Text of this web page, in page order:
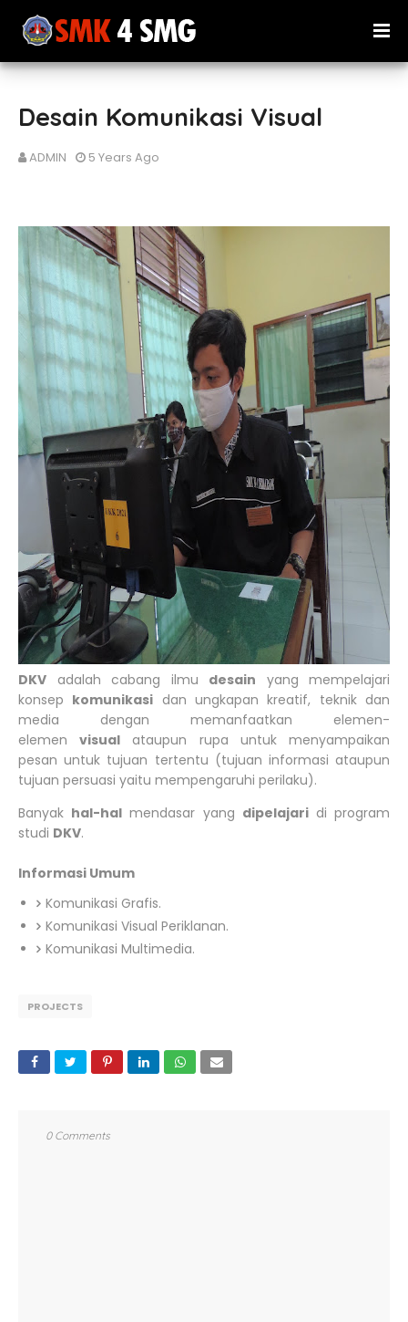
Desain Komunikasi Visual
ADMIN 5 Years Ago
DKV adalah cabang ilmu desain
yang mempelajari
konsep komunikasi dan ungkapan kreatif, teknik dan
media dengan memanfaatkan elemen-
elemen
visual
ataupun rupa untuk menyampaikan
pesan untuk tujuan tertentu (tujuan informasi ataupun
tujuan persuasi yaitu mempengaruhi perilaku).
Banyak hal-hal mendasar yang dipelajari di program
studi DKV.
Informasi Umum
Komunikasi Grafis.
Komunikasi Visual Periklanan.
Komunikasi Multimedia.
PROJECTS
0 Comments